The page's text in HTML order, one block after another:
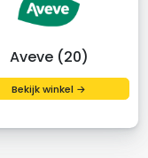
Aveve (20)
Bekijk winkel →